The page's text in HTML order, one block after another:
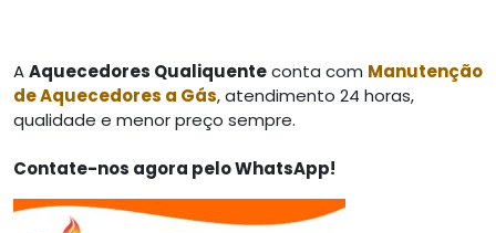
AAquecedores Qualiquenteconta com Manutenção
de Aquecedores a Gás,atendimento 24 horas,
qualidade e menor preço sempre.
Contate-nos agora pelo WhatsApp!